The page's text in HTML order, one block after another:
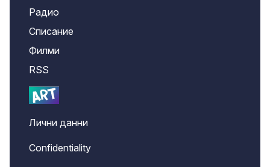
Радио
Списание
Филми
RSS
Лични данни
Confidentiality